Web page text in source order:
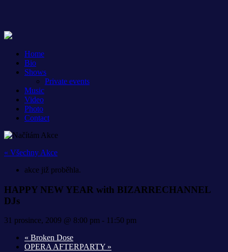
Home
Bio
Shows
Private events
Music
Video
Photo
Contact
« Všechny Akce
akce již proběhla.
HAPPY NEW YEAR with BIZARRECHANNEL
DJs
31 prosince, 2009 @ 8:00 pm - 11:50 pm
« Broken Dose
OPERA AFTERPARTY »